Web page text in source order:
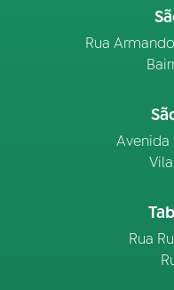
Rua
Avenida
Rua